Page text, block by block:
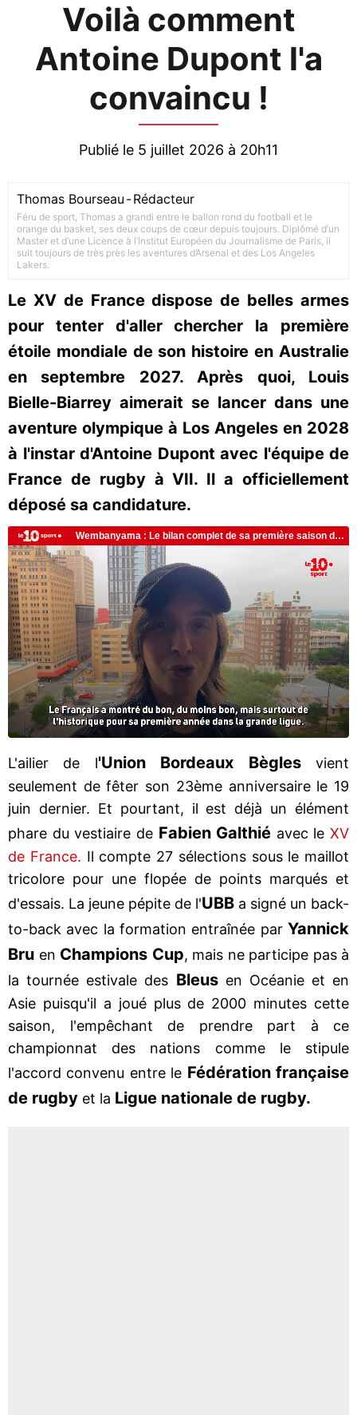
Voilà comment
Antoine Dupont l'a
convaincu !
Publié le 5 juillet 2026 à 20h11
Thomas Bourseau -Rédacteur
Féru de sport, Thomas a grandi entre le ballon rond du football et le
orange du basket, ses deux coups de cœur depuis toujours. Diplômé d’un
Master et d’une Licence à l’Institut Européen du Journalisme de Paris, il
suit toujours de très près les aventures d’Arsenal et des Los Angeles
Lakers.
Le XV de France dispose de belles armes
pour tenter d'aller chercher la première
étoile mondiale de son histoire en Australie
en septembre 2027. Après quoi, Louis
Bielle-Biarrey aimerait se lancer dans une
aventure olympique à Los Angeles en 2028
à l'instar d'Antoine Dupont avec l'équipe de
France de rugby à VII. Il a officiellement
déposé sa candidature.
L'ailier de l'Union Bordeaux Bèglesvient
seulement de fêter son 23ème anniversaire le 19
juin dernier. Et pourtant, il est déjà un élément
phare du vestiaire deFabien Galthié avec le XV
de France. Il compte 27 sélections sous le maillot
tricolore pour une flopée de points marqués et
d'essais. La jeune pépite de l'UBB a signé un back-
to-back avec la formation entraînée par Yannick
Bru en Champions Cup, mais ne participe pas à
la tournée estivale des Bleus en Océanie et en
Asie puisqu'il a joué plus de 2000 minutes cette
saison, l'empêchant de prendre part à ce
championnat des nations comme le stipule
l'accord convenu entre le Fédération française
de rugby et la Ligue nationale de rugby.